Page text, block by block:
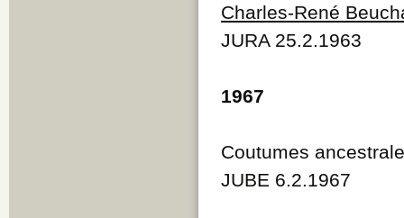
Charles-René
JURA 25.2.1963
1967
Coutumes
JUBE 6.2.1967